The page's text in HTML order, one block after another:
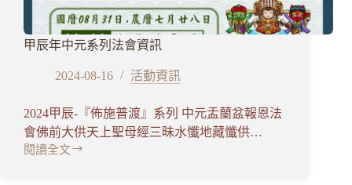
甲辰年中元系列法會資訊
2024-08-16 活動資訊
2024甲辰-『佈施普渡』系列 中元盂蘭盆報恩法
會佛前大供天上聖母經三昧水懺地藏懺供…
閱讀全文
甲